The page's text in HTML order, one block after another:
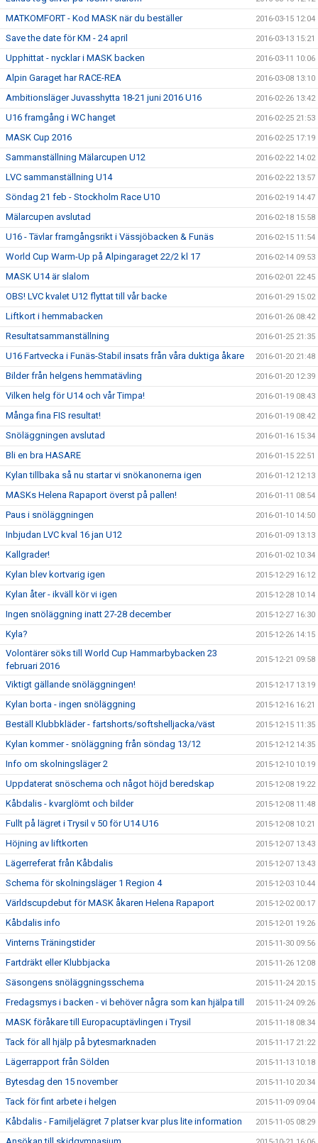
MATKOMFORT - Kod MASK när du beställer 2016-03-15 12:04
Save the date för KM - 24 april 2016-03-13 15:21
Upphittat - nycklar i MASK backen 2016-03-11 10:06
Alpin Garaget har RACE-REA 2016-03-08 13:10
Ambitionsläger Juvasshytta 18-21 juni 2016 U16 2016-02-26 13:42
U16 framgång i WC hanget 2016-02-25 21:53
MASK Cup 2016 2016-02-25 17:19
Sammanställning Mälarcupen U12 2016-02-22 14:02
LVC sammanställning U14 2016-02-22 13:57
Söndag 21 feb - Stockholm Race U10 2016-02-19 14:47
Mälarcupen avslutad 2016-02-18 15:58
U16 - Tävlar framgångsrikt i Vässjöbacken & Funäs 2016-02-15 11:54
World Cup Warm-Up på Alpingaraget 22/2 kl 17 2016-02-14 09:53
MASK U14 är slalom 2016-02-01 22:45
OBS! LVC kvalet U12 flyttat till vår backe 2016-01-29 15:02
Liftkort i hemmabacken 2016-01-26 08:42
Resultatsammanställning 2016-01-25 21:35
U16 Fartvecka i Funäs-Stabil insats från våra duktiga åkare 2016-01-20 21:48
Bilder från helgens hemmatävling 2016-01-20 12:39
Vilken helg för U14 och vår Timpa! 2016-01-19 08:43
Många fina FIS resultat! 2016-01-19 08:42
Snöläggningen avslutad 2016-01-16 15:34
Bli en bra HASARE 2016-01-15 22:51
Kylan tillbaka så nu startar vi snökanonerna igen 2016-01-12 12:13
MASKs Helena Rapaport överst på pallen! 2016-01-11 08:54
Paus i snöläggningen 2016-01-10 14:50
Inbjudan LVC kval 16 jan U12 2016-01-09 13:13
Kallgrader! 2016-01-02 10:34
Kylan blev kortvarig igen 2015-12-29 16:12
Kylan åter - ikväll kör vi igen 2015-12-28 10:14
Ingen snöläggning inatt 27-28 december 2015-12-27 16:30
Kyla? 2015-12-26 14:15
Volontärer söks till World Cup Hammarbybacken 23
februari 2016
2015-12-21 09:58
Viktigt gällande snöläggningen! 2015-12-17 13:19
Kylan borta - ingen snöläggning 2015-12-16 16:21
Beställ Klubbkläder - fartshorts/softshelljacka/väst 2015-12-15 11:35
Kylan kommer - snöläggning från söndag 13/12 2015-12-12 14:35
Info om skolningsläger 2 2015-12-10 10:19
Uppdaterat snöschema och något höjd beredskap 2015-12-08 19:22
Kåbdalis - kvarglömt och bilder 2015-12-08 11:48
Fullt på lägret i Trysil v 50 för U14 U16 2015-12-08 10:21
Höjning av liftkorten 2015-12-07 13:43
Lägerreferat från Kåbdalis 2015-12-07 13:43
Schema för skolningsläger 1 Region 4 2015-12-03 10:44
Världscupdebut för MASK åkaren Helena Rapaport 2015-12-02 00:17
Kåbdalis info 2015-12-01 19:26
Vinterns Träningstider 2015-11-30 09:56
Fartdräkt eller Klubbjacka 2015-11-26 12:08
Säsongens snöläggningsschema 2015-11-24 20:15
Fredagsmys i backen - vi behöver några som kan hjälpa till 2015-11-24 09:26
MASK föråkare till Europacuptävlingen i Trysil 2015-11-18 08:34
Tack för all hjälp på bytesmarknaden 2015-11-17 21:22
Lägerrapport från Sölden 2015-11-13 10:18
Bytesdag den 15 november 2015-11-10 20:34
Tack för fint arbete i helgen 2015-11-09 09:04
Kåbdalis - Familjelägret 7 platser kvar plus lite information 2015-11-05 08:29